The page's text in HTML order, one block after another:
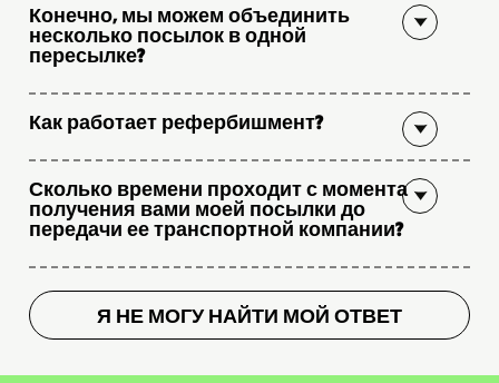
Конечно, мы можем объединить
несколько посылок в одной
пересылке?
Как работает рефербишмент?
Сколько времени проходит с момента
получения вами моей посылки до
передачи ее транспортной компании?
Я НЕ МОГУ НАЙТИ МОЙ ОТВЕТ